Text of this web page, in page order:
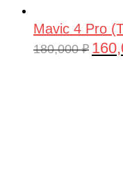
Mavic 4 Pro
180,000₽